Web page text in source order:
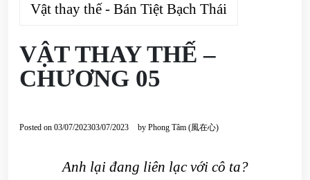
Vật thay thế - Bán Tiệt Bạch Thái
VẬT THAY THẾ –
CHƯƠNG 05
Posted on 03/07/202303/07/2023 by Phong Tâm (風在心)
Anh lại đang liên lạc với cô ta?